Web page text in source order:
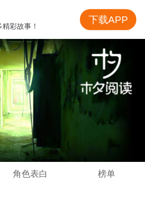
角色表白 榜单
彩故事！
下载APP